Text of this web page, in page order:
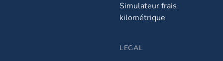
Simulateur frais
kilométrique
LEGAL